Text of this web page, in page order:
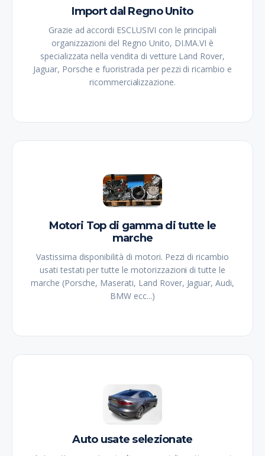
Import dal Regno Unito
Grazie ad accordi ESCLUSIVI con le principali
organizzazioni del Regno Unito, DI.MA.VI è
specializzata nella vendita di vetture Land Rover,
Jaguar, Porsche e fuoristrada per pezzi di ricambio e
ricommercializzazione.
Motori Top di gamma di tutte le
marche
Vastissima disponibilità di motori. Pezzi di ricambio
usati testati per tutte le motorizzazioni di tutte le
marche (Porsche, Maserati, Land Rover, Jaguar, Audi,
BMW ecc...)
Auto usate selezionate